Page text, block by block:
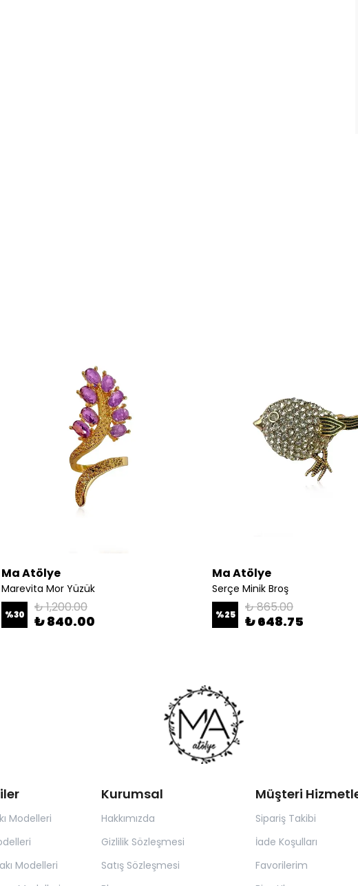
Ma Atölye
Marevita Mor Yüzük
%30 ₺ 1,200.00
₺ 840.00
Ma Atölye
Serçe Minik Broş
%25 ₺ 865.00
₺ 648.75
Modelleri
Modelleri
Kurumsal
Hakkımızda
Gizlilik Sözleşmesi
Satış Sözleşmesi
Müşteri
Sipariş Takibi
İade Koşulları
Favorilerim